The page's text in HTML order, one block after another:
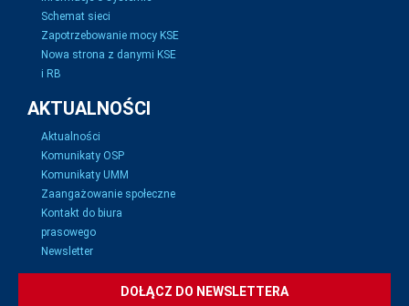
Schemat sieci
Zapotrzebowanie mocy KSE
Nowa strona z danymi KSE
i RB
AKTUALNOŚCI
Aktualności
Komunikaty OSP
Komunikaty UMM
Zaangażowanie społeczne
Kontakt do biura
prasowego
Newsletter
DOŁĄCZ DO NEWSLETTERA